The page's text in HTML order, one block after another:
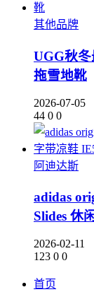
其他品牌
UGG秋
拖雪地靴
2026-07-05
44 0 0
阿迪达斯
adidas
Slides 休
2026-02-11
123 0 0
首页